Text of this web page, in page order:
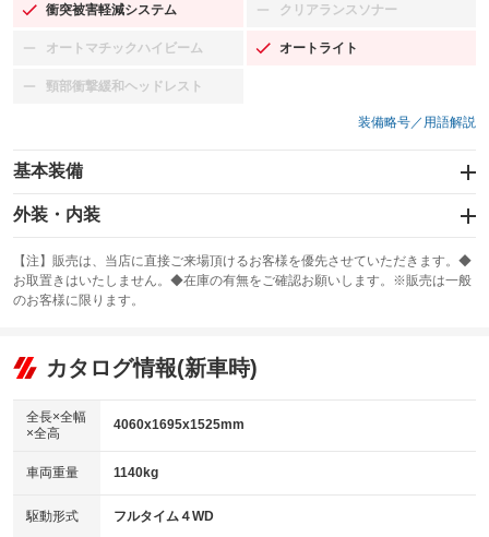
衝突被害軽減システム
：装備あり クリアランスソナー
：装備なし
オートマチックハイビーム
：装備なし オートライト
：装備あり
頸部衝撃緩和ヘッドレスト
：装備なし
装備略号／用語解説
基本装備
エアバッグ：運転席/助手席/サイド
：装備あり
：装備なし
サンルーフ
：装備なし ABS
リフトアップ
：装備なし
：装備なし
パワーウィンドウ
アイドリングストップ
：装備あり
USB入力端子
：装備あり
外装・内装
カーナビ
：装備なし
TV：フルセグ
：装備あり
ビジュアル
：装備なし
：装備あり
革シート
キーレス
HID(キセノンライト)
：装備なし
【注】販売は、当店に直接ご来場頂けるお客様を優先させていただきます。◆
お取置きはいたしません。◆在庫の有無をご確認お願いします。※販売は一般
のお客様に限ります。
カタログ情報(新車時)
全長×全幅
×全高
4060x1695x1525mm
車両重量 1140kg
駆動形式 フルタイム４WD